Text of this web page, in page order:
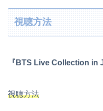
視聴方法
『BTS Live Collection in
視聴方法